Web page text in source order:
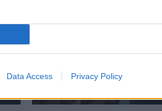
Data Access Privacy Policy